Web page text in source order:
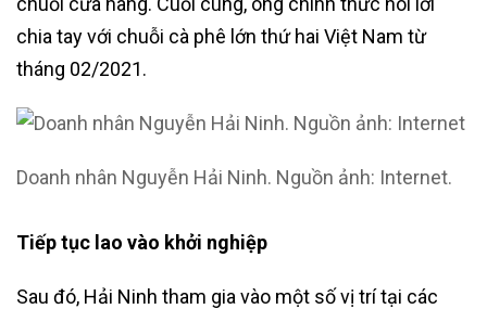
chia tay với chuỗi cà phê lớn thứ hai Việt Nam từ
tháng 02/2021.
Doanh nhân Nguyễn Hải Ninh. Nguồn ảnh: Internet.
Tiếp tục lao vào khởi nghiệp
Sau đó, Hải Ninh tham gia vào một số vị trí tại các